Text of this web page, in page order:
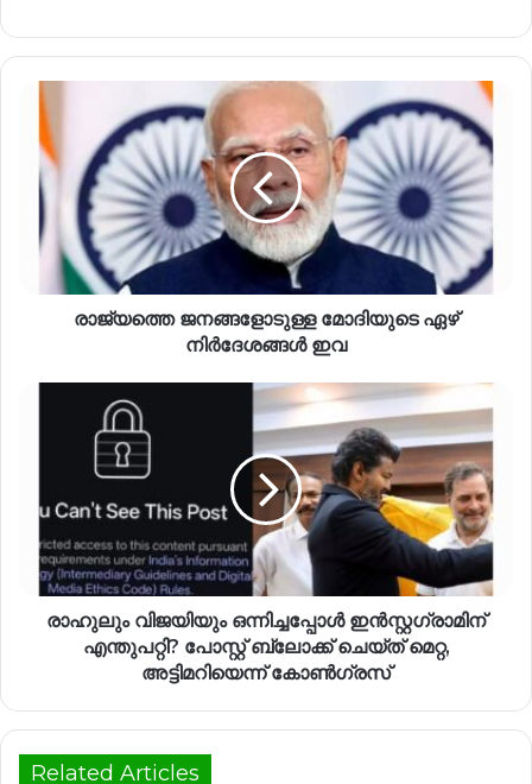
രാജ്യത്തെ ജനങ്ങളോടുള്ള മോദിയുടെ ഏഴ്
നിര്‍ദേശങ്ങള്‍ ഇവ
രാഹുലും വിജയിയും ഒന്നിച്ചപ്പോൾ ഇൻസ്റ്റഗ്രാമിന്
എന്തുപറ്റി? പോസ്റ്റ് ബ്ലോക്ക് ചെയ്ത് മെറ്റ,
അട്ടിമറിയെന്ന് കോൺഗ്രസ്
Related Articles